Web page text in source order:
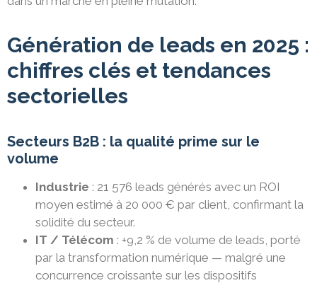
Génération de leads en 2025 :
chiffres clés et tendances
sectorielles
Secteurs B2B : la qualité prime sur le
volume
Industrie : 21 576 leads générés avec un ROI
moyen estimé à 20 000 € par client, confirmant la
solidité du secteur.
IT / Télécom : +9,2 % de volume de leads, porté
par la transformation numérique — malgré une
concurrence croissante sur les dispositifs